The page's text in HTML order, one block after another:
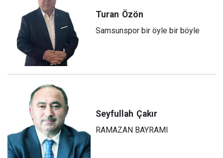
Turan Özön
Samsunspor bir öyle bir böyle
Seyfullah Çakır
RAMAZAN BAYRAMI